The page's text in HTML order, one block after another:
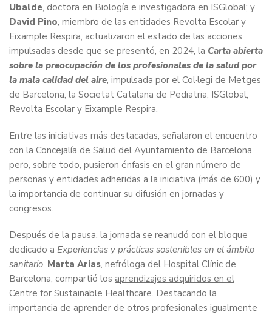
Ubalde, doctora en Biología e investigadora en ISGlobal; y
David Pino, miembro de las entidades Revolta Escolar y
Eixample Respira, actualizaron el estado de las acciones
impulsadas desde que se presentó, en 2024, la Carta abierta
sobre la preocupación de los profesionales de la salud por
la mala calidad del aire, impulsada por el Col·legi de Metges
de Barcelona, la Societat Catalana de Pediatria, ISGlobal,
Revolta Escolar y Eixample Respira.
Entre las iniciativas más destacadas, señalaron el encuentro
con la Concejalía de Salud del Ayuntamiento de Barcelona,
pero, sobre todo, pusieron énfasis en el gran número de
personas y entidades adheridas a la iniciativa (más de 600) y
la importancia de continuar su difusión en jornadas y
congresos.
Después de la pausa, la jornada se reanudó con el bloque
dedicado a Experiencias y prácticas sostenibles en el ámbito
sanitario. Marta Arias, nefróloga del Hospital Clínic de
Barcelona, compartió los aprendizajes adquiridos en el
Centre for Sustainable Healthcare. Destacando la
importancia de aprender de otros profesionales igualmente